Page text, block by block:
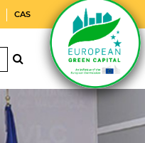
CAS